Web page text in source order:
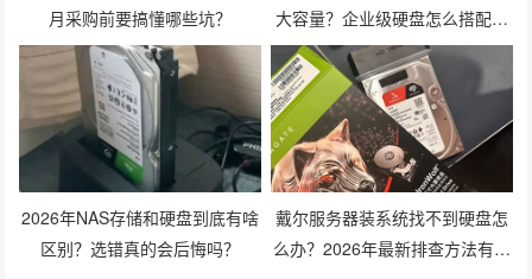
月采购前要搞懂哪些坑？
大容量？企业级硬盘怎么搭配才
划算？
2026年NAS存储和硬盘到底有啥
区别？选错真的会后悔吗？
戴尔服务器装系统找不到硬盘怎
么办？2026年最新排查方法有哪